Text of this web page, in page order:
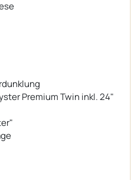
Premium Twin inkl. 24"